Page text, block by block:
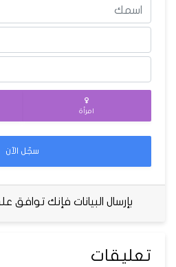
امرأة
سجّل الآن
بإرسال البيانات فإنك توافق
تعليقات